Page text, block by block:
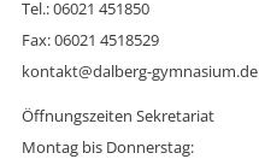
Tel.: 06021 451850
Fax: 06021 4518529
kontakt@dalberg-gymnasium.de
Öffnungszeiten Sekretariat
Montag bis Donnerstag: